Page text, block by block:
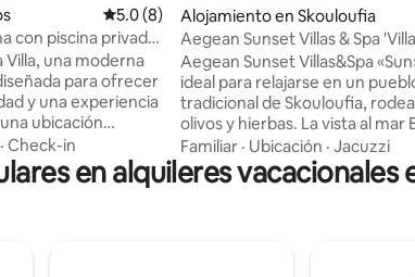
reseñas Calificación promedio: 5.0 de 5, 8 reseñas
5.0 (8)
con piscina privada,
Villa, una moderna
para ofrecer
y una experiencia
ubicación
a las afueras
una ubicación ideal
principales de
· Check-in
Alojamiento en Skouloufia
Aegean Sunset Villas & Spa
Aegean Sunset Villas&Spa
ideal para relajarse en un
tradicional de Skouloufia,
olivos y hierbas. La vista al mar
puesta de sol harán que tus
sean magníficas. La villa tiene
infinita privada de 55 m² con
vía satélite. La cocina está
Familiar · Ubicación · Jacuzzi
en alquileres vacacionales